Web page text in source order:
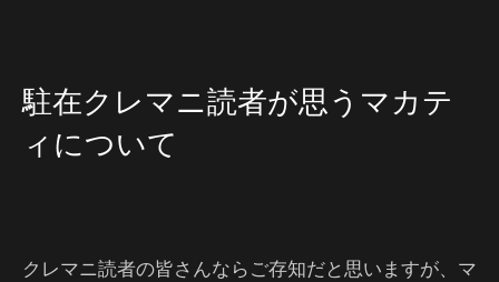
駐在クレマニ読者が思うマカテ
ィについて
クレマニ読者の皆さんならご存知だと思いますが、マ